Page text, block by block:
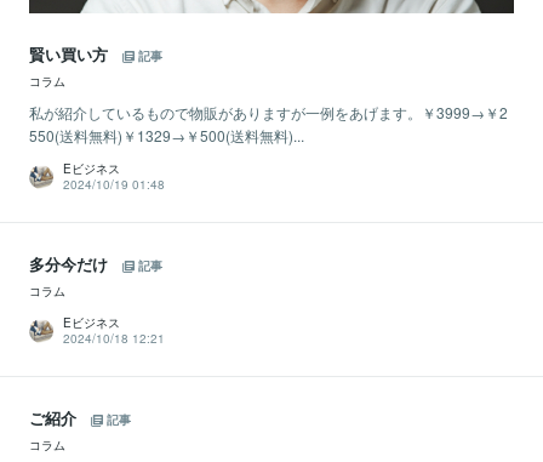
賢い買い方
記事
コラム
私が紹介しているもので物販がありますが一例をあげます。￥3999→￥2
550(送料無料)￥1329→￥500(送料無料)...
Eビジネス
2024/10/19 01:48
多分今だけ
記事
コラム
Eビジネス
2024/10/18 12:21
ご紹介
記事
コラム